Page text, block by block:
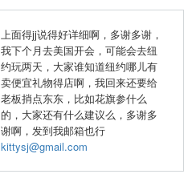
上面得jj说得好详细啊，多谢多谢，
我下个月去美国开会，可能会去纽
约玩两天，大家谁知道纽约哪儿有
卖便宜礼物得店啊，我回来还要给
老板捎点东东，比如花旗参什么
的，大家还有什么建议么，多谢多
谢啊，发到我邮箱也行
kittysj@gmail.com